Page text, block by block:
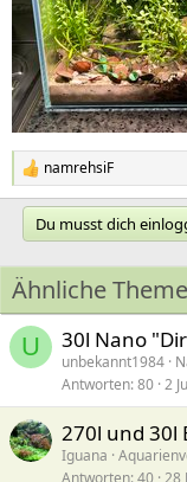
R
e
a
i
o
e
:
namrehsiF
Du musst dich
Ähnliche
U 30l Nano
unbekannt1984
Antworten 80 2
270l und 30l
Iguana
Antworten 40 28